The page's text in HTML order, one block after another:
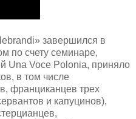
завершился в
по счету семинаре,
Una Voce Polonia, приняло
в том числе
франциканцев трех
и капуцинов),